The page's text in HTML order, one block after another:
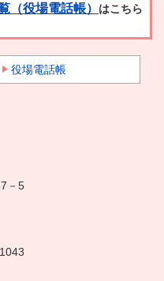
（役場電話帳） はこちら
役場電話帳
－5